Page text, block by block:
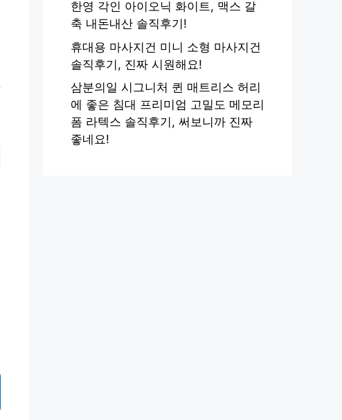
한영 각인 아이오닉 화이트, 맥스 갈
축 내돈내산 솔직후기!
휴대용 마사지건 미니 소형 마사지건
솔직후기, 진짜 시원해요!
삼분의일 시그니처 퀸 매트리스 허리
에 좋은 침대 프리미엄 고밀도 메모리
폼 라텍스 솔직후기, 써보니까 진짜
좋네요!